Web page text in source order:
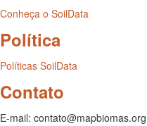
Conheça o SoilData
Política
Políticas SoilData
Contato
E-mail: contato@mapbiomas.org